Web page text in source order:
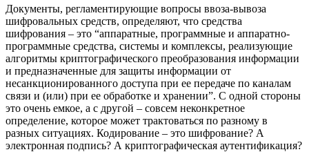
Документы, регламентирующие вопросы ввоза-вывоза
шифровальных средств, определяют, что средства
шифрования – это “аппаратные, программные и аппаратно-
программные средства, системы и комплексы, реализующие
алгоритмы криптографического преобразования информации
и предназначенные для защиты информации от
несанкционированного доступа при ее передаче по каналам
связи и (или) при ее обработке и хранении”. С одной стороны
это очень емкое, а с другой – совсем неконкретное
определение, которое может трактоваться по разному в
разных ситуациях. Кодирование – это шифрование? А
электронная подпись? А криптографическая аутентификация?